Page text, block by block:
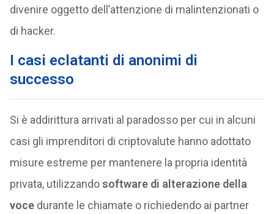
divenire oggetto dell’attenzione di malintenzionati o
di hacker.
I casi eclatanti di anonimi di
successo
Si è addirittura arrivati al paradosso per cui in alcuni
casi gli imprenditori di criptovalute hanno adottato
misure estreme per mantenere la propria identità
privata, utilizzandosoftware di alterazione della
vocedurante le chiamate o richiedendo ai partner